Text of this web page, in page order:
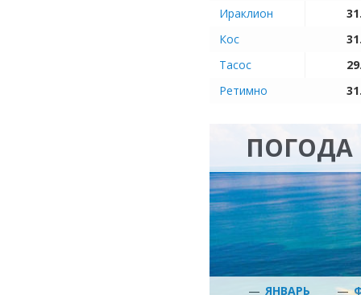
Ираклион
Кос
Тасос
Ретимно
ПОГОДА
— ЯНВАРЬ —